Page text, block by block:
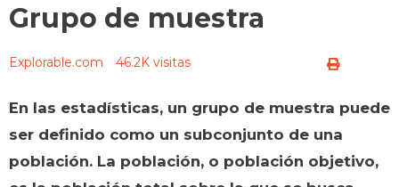
Grupo de muestra
Explorable.com 46.2K visitas
En las estadísticas, un grupo de muestra puede
ser definido como un subconjunto de una
población. La población, o población objetivo,